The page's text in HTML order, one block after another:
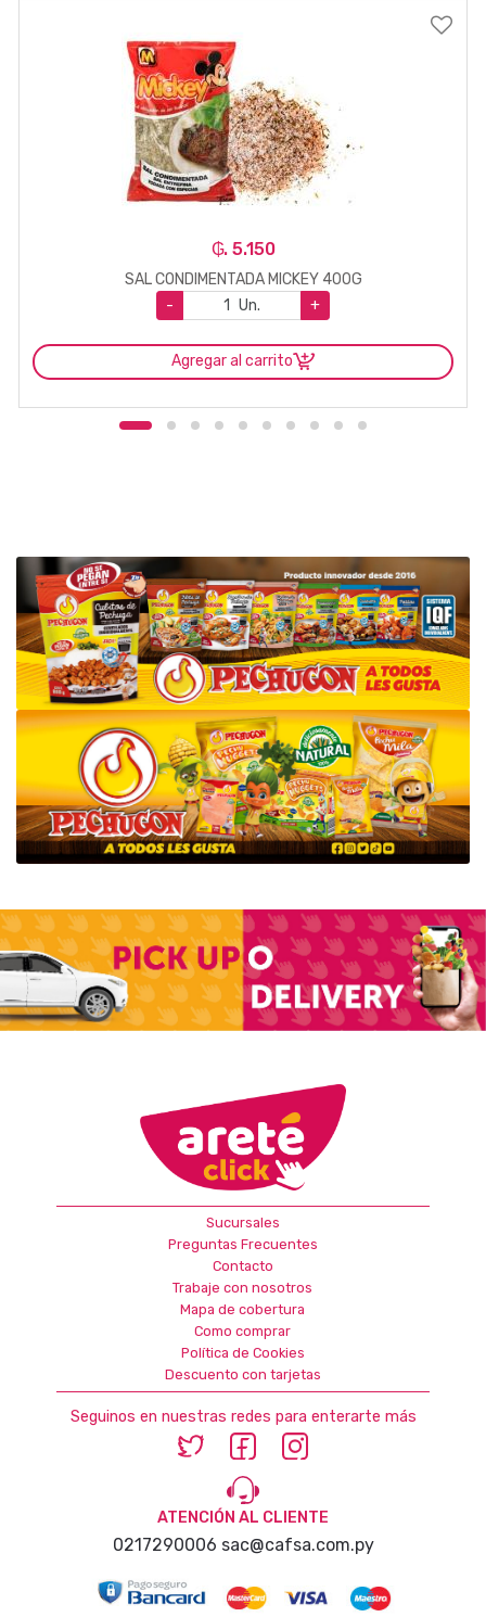
₲. 5.150
SAL CONDIMENTADA MICKEY 400G
-
Un. +
Agregar al carrito
Sucursales
Preguntas Frecuentes
Contacto
Trabaje con nosotros
Mapa de cobertura
Como comprar
Política de Cookies
Descuento con tarjetas
Seguinos en nuestras redes para enterarte más
ATENCIÓN AL CLIENTE
0217290006 sac@cafsa.com.py